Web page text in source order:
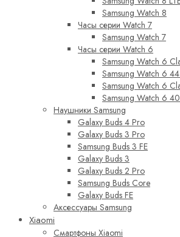
Samsung Watch 8
Часы серии Watch 7
Samsung Watch 7
Часы серии Watch 6
Samsung Watch 6
Samsung Watch 6
Samsung Watch 6
Samsung Watch 6
Наушники Samsung
Galaxy Buds 4 Pro
Galaxy Buds 3 Pro
Samsung Buds 3 FE
Galaxy Buds 3
Galaxy Buds 2 Pro
Samsung Buds Core
Galaxy Buds FE
Аксессуары Samsung
Xiaomi
Смартфоны Xiaomi